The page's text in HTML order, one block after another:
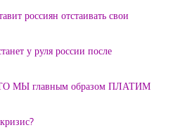
россиян отстаивать свои
у руля россии после
МЫ главным образом ПЛАТИМ